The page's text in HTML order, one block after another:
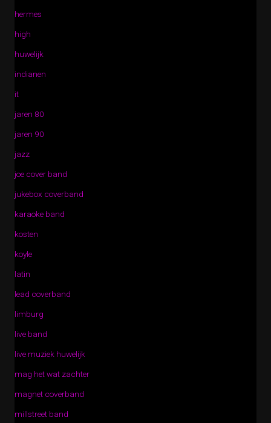
hermes
high
huwelijk
indianen
it
jaren 80
jaren 90
jazz
joe cover band
jukebox coverband
karaoke band
kosten
koyle
latin
lead coverband
limburg
live band
live muziek huwelijk
mag het wat zachter
magnet coverband
millstreet band